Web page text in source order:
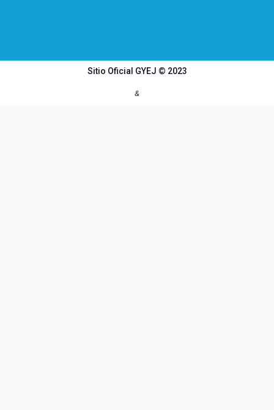
Sitio Oficial GYEJ © 2023
&